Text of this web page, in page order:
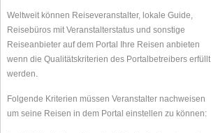
Weltweit können Reiseveranstalter, lokale Guide,
Reisebüros mit Veranstalterstatus und sonstige
Reiseanbieter auf dem Portal Ihre Reisen anbieten
wenn die Qualitätskriterien des Portalbetreibers erfüllt
werden.
Folgende Kriterien müssen Veranstalter nachweisen
um seine Reisen in dem Portal einstellen zu können: